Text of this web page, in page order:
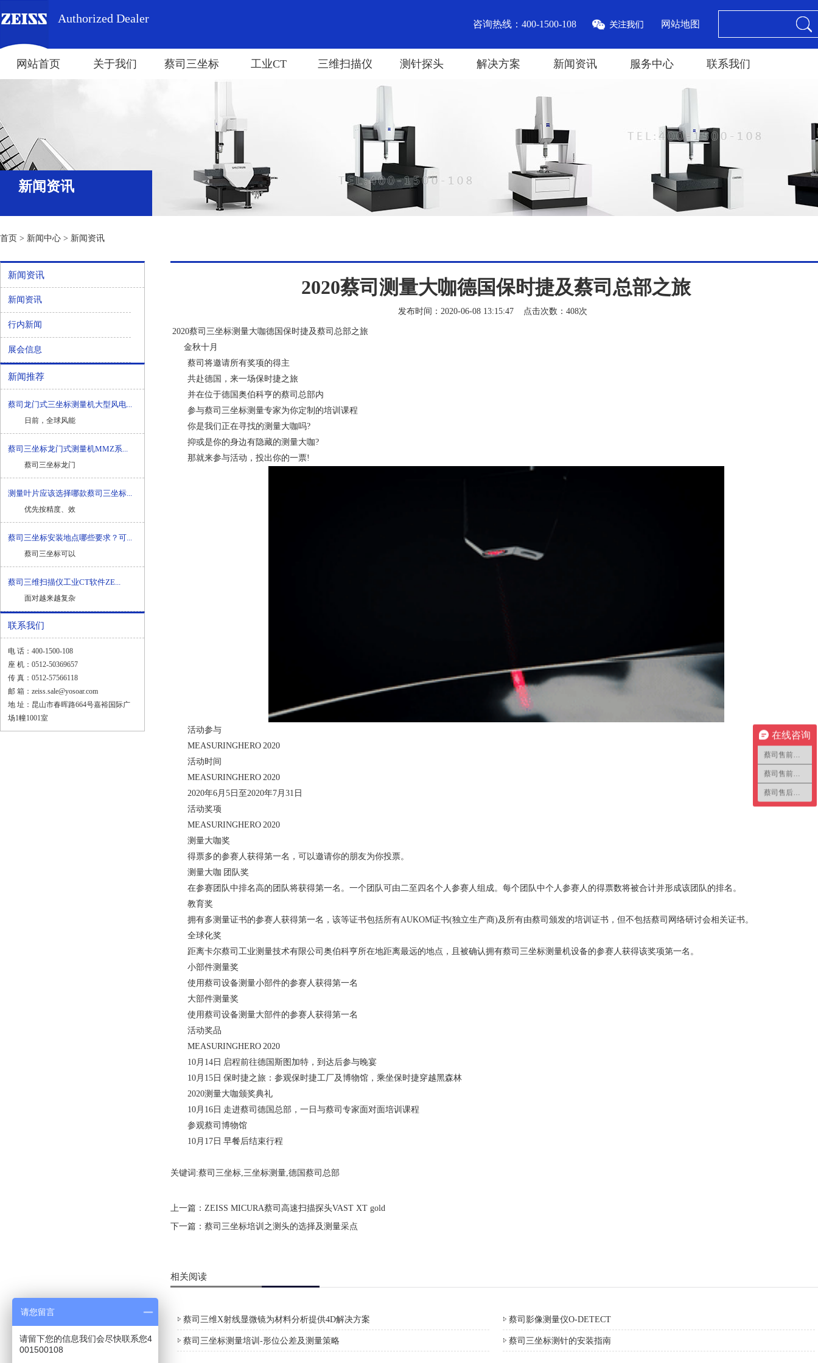
Authorized Dealer 网站地图
咨询热线：400-1500-108
网站首页 关于我们 蔡司三坐标 工业CT 三维扫描仪 测针探头 解决方案 新闻资讯 服务中心 联系我们
新闻资讯
首页 > 新闻中心 > 新闻资讯
新闻资讯
新闻资讯
行内新闻
展会信息
新闻推荐
蔡司龙门式三坐标测量机大型风电...
日前，全球风能
蔡司三坐标龙门式测量机MMZ系...
蔡司三坐标龙门
测量叶片应该选择哪款蔡司三坐标...
优先按精度、效
蔡司三坐标安装地点哪些要求？可...
蔡司三坐标可以
蔡司三维扫描仪工业CT软件ZE...
面对越来越复杂
联系我们
电 话：400-1500-108
座 机：0512-50369657
传 真：0512-57566118
邮 箱：zeiss.sale@yosoar.com
地 址：昆山市春晖路664号嘉裕国际广
场1幢1001室
2020蔡司测量大咖德国保时捷及蔡司总部之旅
发布时间：2020-06-08 13:15:47 点击次数： 408次
2020蔡司三坐标测量大咖德国保时捷及蔡司总部之旅
金秋十月
蔡司将邀请所有奖项的得主
共赴德国，来一场保时捷之旅
并在位于德国奥伯科亨的蔡司总部内
参与蔡司三坐标测量专家为你定制的培训课程
你是我们正在寻找的测量大咖吗?
抑或是你的身边有隐藏的测量大咖?
那就来参与活动，投出你的一票!
活动参与
MEASURINGHERO 2020
活动时间
MEASURINGHERO 2020
2020年6月5日至2020年7月31日
活动奖项
MEASURINGHERO 2020
测量大咖奖
得票多的参赛人获得第一名，可以邀请你的朋友为你投票。
测量大咖 团队奖
在参赛团队中排名高的团队将获得第一名。一个团队可由二至四名个人参赛人组成。每个团队中个人参赛人的得票数将被合计并形成该团队的排名。
教育奖
拥有多测量证书的参赛人获得第一名，该等证书包括所有AUKOM证书(独立生产商)及所有由蔡司颁发的培训证书，但不包括蔡司网络研讨会相关证书。
全球化奖
距离卡尔蔡司 工业测量技术有限公司奥伯科亨所在地距离最远的地点，且被确认拥有蔡司三坐标测量机设备的参赛人获得该奖项第一名。
小部件测量奖
使用蔡司设备测量小部件的参赛人获得第一名
大部件测量奖
使用蔡司设备测量大部件的参赛人获得第一名
活动奖品
MEASURINGHERO 2020
10月14日 启程前往德国斯图加特，到达后参与晚宴
10月15日 保时捷之旅：参观保时捷工厂及博物馆，乘坐保时捷穿越黑森林
2020测量大咖颁奖典礼
10月16日 走进蔡司德国总部，一日与蔡司专家面对面培训课程
参观蔡司博物馆
10月17日 早餐后结束行程
关键词:蔡司三坐标,三坐标测量,德国蔡司总部
上一篇： ZEISS MICURA蔡司高速扫描探头VAST XT gold
下一篇： 蔡司三坐标培训之测头的选择及测量采点
相关阅读
蔡司三维X射线显微镜为材料分析提供4D解决方案 蔡司影像测量仪O-DETECT
蔡司三坐标测量培训-形位公差及测量策略 蔡司三坐标测针的安装指南
在线咨询
蔡司售前咨询1
蔡司售前咨询2
蔡司售后咨询
请您留言
请留下您的信息我们会尽快联系您4
001500108